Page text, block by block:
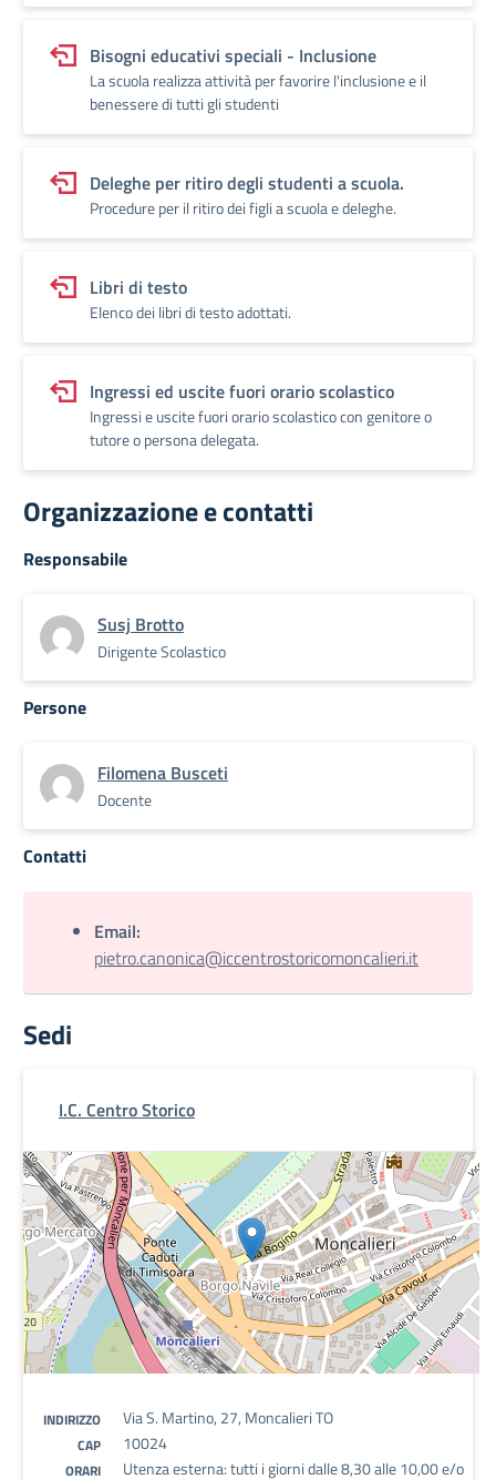
Bisogni educativi speciali - Inclusione
La scuola realizza attività per favorire l'inclusione e il
benessere di tutti gli studenti
Deleghe per ritiro degli studenti a scuola.
Procedure per il ritiro dei figli a scuola e deleghe.
Libri di testo
Elenco dei libri di testo adottati.
Ingressi ed uscite fuori orario scolastico
Ingressi e uscite fuori orario scolastico con genitore o
tutore o persona delegata.
Organizzazione e contatti
Responsabile
Susj Brotto
Dirigente Scolastico
Persone
Filomena Busceti
Docente
Contatti
Email:
pietro.canonica@iccentrostoricomoncalieri.it
Sedi
I.C. Centro Storico
INDIRIZZO Via S. Martino, 27, Moncalieri TO
CAP 10024
ORARI Utenza esterna: tutti i giorni dalle 8,30 alle 10,00 e/o